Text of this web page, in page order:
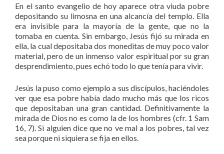
En el santo evangelio de hoy aparece otra viuda pobre
depositando su limosna en una alcancía del templo. Ella
era invisible para la mayoría de la gente, que no la
tomaba en cuenta. Sin embargo, Jesús fijó su mirada en
ella, la cual depositaba dos moneditas de muy poco valor
material, pero de un inmenso valor espiritual por su gran
desprendimiento, pues echó todo lo que tenía para vivir.
Jesús la puso como ejemplo a sus discípulos, haciéndoles
ver que esa pobre había dado mucho más que los ricos
que depositaban una gran cantidad. Definitivamente la
mirada de Dios no es como la de los hombres (cfr. 1 Sam
16, 7). Si alguien dice que no ve mal a los pobres, tal vez
sea porque ni siquiera se fija en ellos.